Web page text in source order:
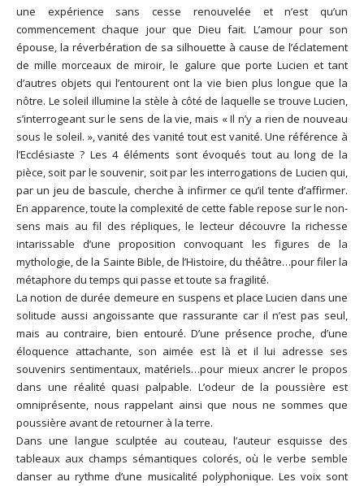
une expérience sans cesse renouvelée et n’est qu’un
commencement chaque jour que Dieu fait. L’amour pour son
épouse, la réverbération de sa silhouette à cause de l’éclatement
de mille morceaux de miroir, le galure que porte Lucien et tant
d’autres objets qui l’entourent ont la vie bien plus longue que la
nôtre. Le soleil illumine la stèle à côté de laquelle se trouve Lucien,
s’interrogeant sur le sens de la vie, mais « Il n’y a rien de nouveau
sous le soleil. », vanité des vanité tout est vanité. Une référence à
l’Ecclésiaste ? Les 4 éléments sont évoqués tout au long de la
pièce, soit par le souvenir, soit par les interrogations de Lucien qui,
par un jeu de bascule, cherche à infirmer ce qu’il tente d’affirmer.
En apparence, toute la complexité de cette fable repose sur le non-
sens mais au fil des répliques, le lecteur découvre la richesse
intarissable d’une proposition convoquant les figures de la
mythologie, de la Sainte Bible, de l’Histoire, du théâtre…pour filer la
métaphore du temps qui passe et toute sa fragilité.
La notion de durée demeure en suspens et place Lucien dans une
solitude aussi angoissante que rassurante car il n’est pas seul,
mais au contraire, bien entouré. D’une présence proche, d’une
éloquence attachante, son aimée est là et il lui adresse ses
souvenirs sentimentaux, matériels…pour mieux ancrer le propos
dans une réalité quasi palpable. L’odeur de la poussière est
omniprésente, nous rappelant ainsi que nous ne sommes que
poussière avant de retourner à la terre.
Dans une langue sculptée au couteau, l’auteur esquisse des
tableaux aux champs sémantiques colorés, où le verbe semble
danser au rythme d’une musicalité polyphonique. Les voix sont